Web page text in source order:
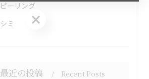
ピーリング
シミ
最近の投稿 Recent Posts
お問い合わせはこちら